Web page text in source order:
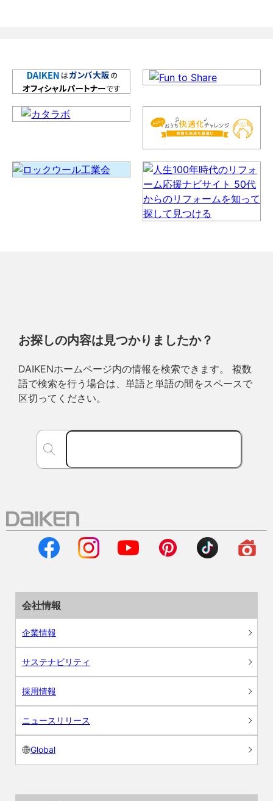
お探しの内容は見つかりましたか？
DAIKENホームページ内の情報を検索できます。 複数
語で検索を行う場合は、単語と単語の間をスペースで
区切ってください。
会社情報
企業情報
サステナビリティ
採用情報
ニュースリリース
Global